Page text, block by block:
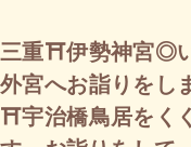
三重⛩伊勢神宮◎
外宮へお詣りをし
⛩宇治橋鳥居をく